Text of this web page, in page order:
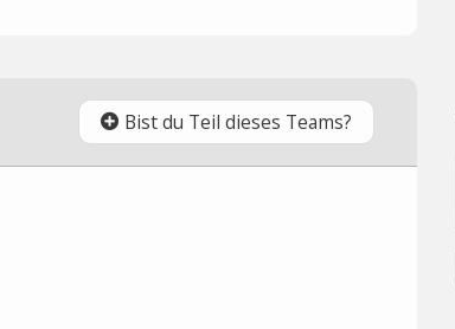
Bist du Teil dieses Teams?